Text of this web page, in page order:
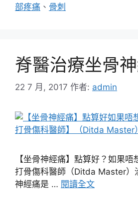
部疼痛 、 骨刺
脊醫治療坐骨
22 7 月, 2017 作者: admin
【坐骨神經痛】點算好？如果
打骨傷科醫師（Ditda Master）
神經痛是 … 閱讀全文